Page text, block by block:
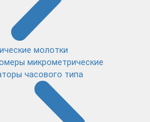
молотки
микрометрические
часового типа